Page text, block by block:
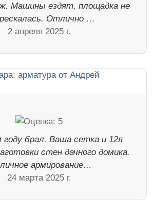
Машины ездят, площадка не
Отлично …
2 апреля 2025 г.
брал. Ваша сетка и 12я
стен дачного домика.
армирование…
24 марта 2025 г.